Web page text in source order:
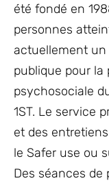
été fondé en
personnes
actuellement
publique pour la
psychosociale
1ST. Le service
et des
le Safer use ou
Des séances